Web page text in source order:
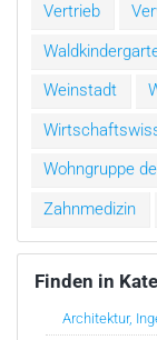
Vertrieb
Weinstadt
Wohngruppe
Zahnmedizin
Finden in
Architektur,